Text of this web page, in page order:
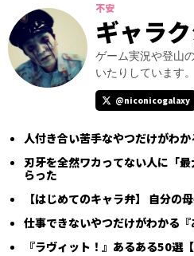
不安
ギャラ
ゲーム実況や登山
いたりしています。
@niconicogalaxy
人付き合い苦手なやつだけがわ
刃牙を全然ワカってない人に「
らった
【はじめてのキャラ弁】 自分の
仕事できないやつだけがわかる
『ラヴィット！』あるある50選